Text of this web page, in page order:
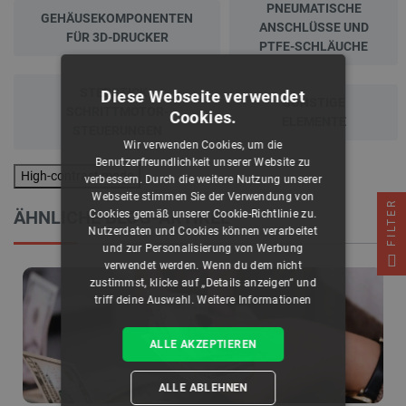
GEHÄUSEKOMPONENTEN
FÜR 3D-DRUCKER
PNEUMATISCHE
ANSCHLÜSSE UND
PTFE-SCHLÄUCHE
STEPSTICK -
SONSTIGE
ELEMENTE
High-contrast mode
ÄHNLICHE BLOG-ARTIKEL FILTER
Diese Webseite verwendet
Cookies.
Wir verwenden Cookies, um die
Benutzerfreundlichkeit unserer Website zu
verbessern. Durch die weitere Nutzung unserer
Webseite stimmen Sie der Verwendung von
Cookies gemäß unserer Cookie-Richtlinie zu.
Nutzerdaten und Cookies können verarbeitet
und zur Personalisierung von Werbung
verwendet werden. Wenn du dem nicht
zustimmst, klicke auf „Details anzeigen“ und
triff deine Auswahl.Weitere Informationen
ALLE AKZEPTIEREN
ALLE ABLEHNEN